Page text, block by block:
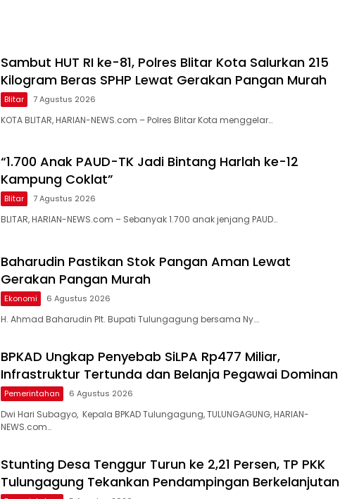
Sambut HUT RI ke-81, Polres Blitar Kota Salurkan 215
Kilogram Beras SPHP Lewat Gerakan Pangan Murah
Blitar 7 Agustus 2026
KOTA BLITAR, HARIAN-NEWS.com – Polres Blitar Kota menggelar…
“1.700 Anak PAUD-TK Jadi Bintang Harlah ke-12
Kampung Coklat”
Blitar 7 Agustus 2026
BLITAR, HARIAN-NEWS.com – Sebanyak 1.700 anak jenjang PAUD…
Baharudin Pastikan Stok Pangan Aman Lewat
Gerakan Pangan Murah
Ekonomi 6 Agustus 2026
H. Ahmad Baharudin Plt. Bupati Tulungagung bersama Ny….
BPKAD Ungkap Penyebab SiLPA Rp477 Miliar,
Infrastruktur Tertunda dan Belanja Pegawai Dominan
Pemerintahan 6 Agustus 2026
Dwi Hari Subagyo, Kepala BPKAD Tulungagung, TULUNGAGUNG, HARIAN-
NEWS.com…
Stunting Desa Tenggur Turun ke 2,21 Persen, TP PKK
Tulungagung Tekankan Pendampingan Berkelanjutan